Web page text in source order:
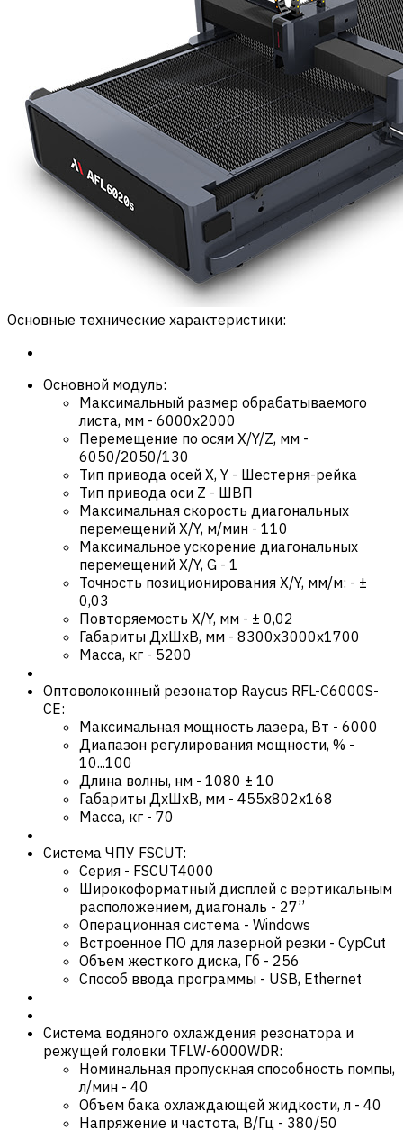
Основные технические характеристики:
Основной модуль:
Максимальный размер обрабатываемого
листа, мм - 6000х2000
Перемещение по осям X/Y/Z, мм -
6050/2050/130
Тип привода осей X, Y - Шестерня-рейка
Тип привода оси Z - ШВП
Максимальная скорость диагональных
перемещений X/Y, м/мин - 110
Максимальное ускорение диагональных
перемещений X/Y, G - 1
Точность позиционирования X/Y, мм/м: - ±
0,03
Повторяемость X/Y, мм - ± 0,02
Габариты ДхШхВ, мм - 8300x3000x1700
Масса, кг - 5200
Оптоволоконный резонатор Raycus RFL-C6000S-
CE:
Максимальная мощность лазера, Вт - 6000
Диапазон регулирования мощности, % -
10...100
Длина волны, нм - 1080 ± 10
Габариты ДхШхВ, мм - 455x802x168
Масса, кг - 70
Система ЧПУ FSCUT:
Серия - FSCUT4000
Широкоформатный дисплей с вертикальным
расположением, диагональ - 27’’
Операционная система - Windows
Встроенное ПО для лазерной резки - CypCut
Объем жесткого диска, Гб - 256
Способ ввода программы - USB, Ethernet
Система водяного охлаждения резонатора и
режущей головки TFLW-6000WDR:
Номинальная пропускная способность помпы,
л/мин - 40
Объем бака охлаждающей жидкости, л - 40
Напряжение и частота, В/Гц - 380/50